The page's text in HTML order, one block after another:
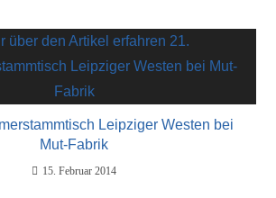
Leipziger Westen bei
Mut-Fabrik
15. Februar 2014